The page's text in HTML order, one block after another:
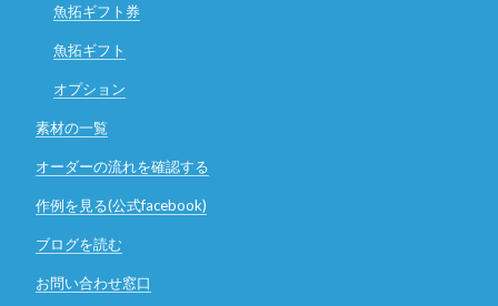
魚拓ギフト券
魚拓ギフト
オプション
素材の一覧
オーダーの流れを確認する
作例を見る(公式facebook)
ブログを読む
お問い合わせ窓口